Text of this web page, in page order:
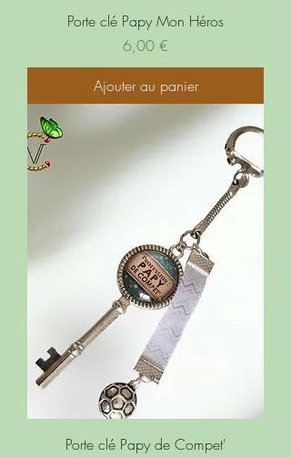
Porte clé Papy Mon Héros
Prix
6,00 €
Ajouter au panier
Porte clé Papy de Compet'